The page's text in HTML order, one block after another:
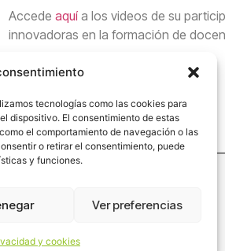
tecnologías como las cookies para
dispositivo. El consentimiento de estas
el comportamiento de navegación o las
o retirar el consentimiento, puede
y funciones.
Ver preferencias
y cookies
Accedeaquí a los videos de su
innovadoras en la formación de
Kreanta es miembro de
Española de